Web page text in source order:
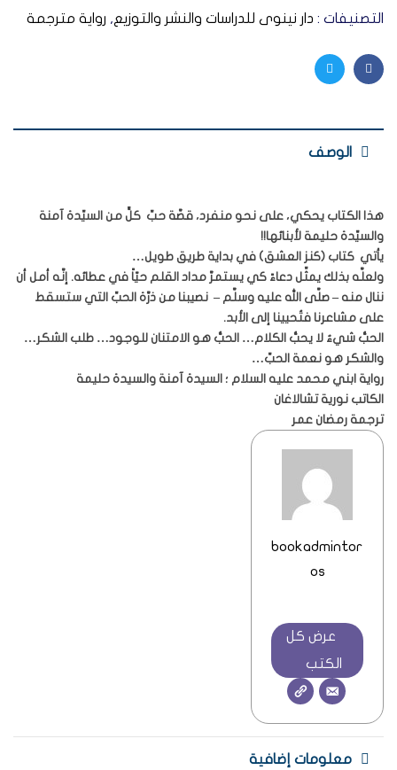
التصنيفات : دار نينوى للدراسات والنشر والتوزيع, رواية مترجمة
Facebook
Twitter
الوصف
هذا الكتاب يحكي، على نحو منفرد، قصَّة حبِّ كلٍّ من السيِّدة آمنة
والسيِّدة حليمة لأبنائها!!
يأتي كتاب (كنز العشق) في بداية طريق طويل…
ولعلَّه بذلك يمثِّل دعاءً كي يستمرَّ مداد القلم حيّاً في عطائه. إنَّه أمل أن
ننال منه – صلَّى الله عليه وسلَّم – نصيبنا من ذرَّة الحبِّ التي ستسقط
على مشاعرنا فتُحيينا إلى الأبد.
الحبُّ شيءٌ لا يحبُّ الكلام… الحبُّ هو الامتنان للوجود… طلب الشكر…
والشكر هو نعمة الحبِّ…
رواية ابني محمد عليه السلام ؛ السيدة آمنة والسيدة حليمة
الكاتب نورية تشالاغان
ترجمة رمضان عمر
bookadmintor
os
عرض كل
الكتب
معلومات إضافية